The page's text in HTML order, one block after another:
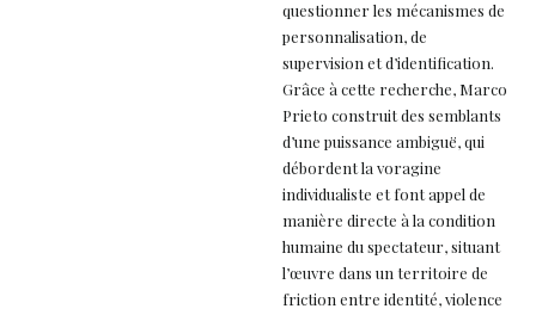
questionner les mécanismes de
personnalisation, de
supervision et d’identification.
Grâce à cette recherche, Marco
Prieto construit des semblants
d’une puissance ambiguë, qui
débordent la voragine
individualiste et font appel de
manière directe à la condition
humaine du spectateur, situant
l’œuvre dans un territoire de
friction entre identité, violence